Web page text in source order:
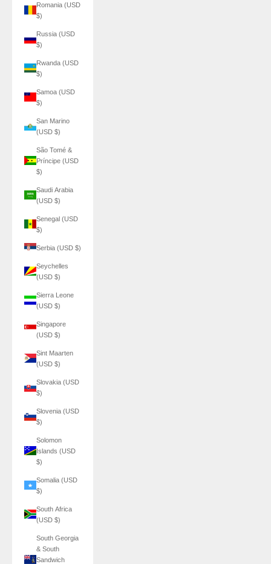
Romania (USD
$)
Russia (USD
$)
Rwanda (USD
$)
Samoa (USD
$)
San Marino
(USD $)
São Tomé &
Príncipe (USD
$)
Saudi Arabia
(USD $)
Senegal (USD
$)
Serbia (USD $)
Seychelles
(USD $)
Sierra Leone
(USD $)
Singapore
(USD $)
Sint Maarten
(USD $)
Slovakia (USD
$)
Slovenia (USD
$)
Solomon
Islands (USD
$)
Somalia (USD
$)
South Africa
(USD $)
South Georgia
& South
Sandwich